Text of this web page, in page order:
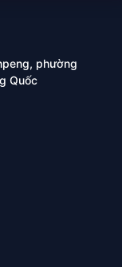
phường
Quốc